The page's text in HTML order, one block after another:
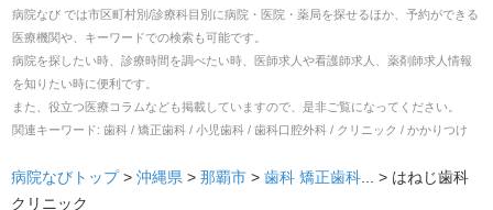
病院なび では市区町村別/診療科目別に病院・医院・薬局を探せるほか、予約ができる
医療機関や、キーワードでの検索も可能です。
病院を探したい時、診療時間を調べたい時、医師求人や看護師求人、薬剤師求人情報
を知りたい時に便利です。
また、役立つ医療コラムなども掲載していますので、是非ご覧になってください。
関連キーワード: 歯科 / 矯正歯科 / 小児歯科 / 歯科口腔外科 / クリニック / かかりつけ
病院なびトップ > 沖縄県 > 那覇市 > 歯科 矯正歯科 ... > はねじ歯科
クリニック